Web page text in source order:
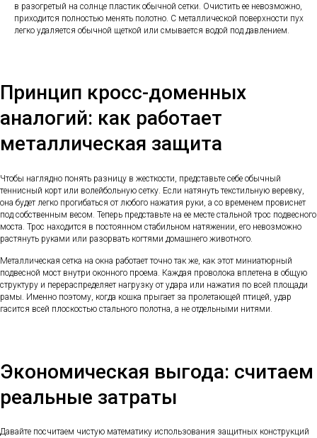
в разогретый на солнце пластик обычной сетки. Очистить ее невозможно,
приходится полностью менять полотно. С металлической поверхности пух
легко удаляется обычной щеткой или смывается водой под давлением.
Принцип кросс-доменных
аналогий: как работает
металлическая защита
Чтобы наглядно понять разницу в жесткости, представьте себе обычный
теннисный корт или волейбольную сетку. Если натянуть текстильную веревку,
она будет легко прогибаться от любого нажатия руки, а со временем провиснет
под собственным весом. Теперь представьте на ее месте стальной трос подвесного
моста. Трос находится в постоянном стабильном натяжении, его невозможно
растянуть руками или разорвать когтями домашнего животного.
Металлическая сетка на окна работает точно так же, как этот миниатюрный
подвесной мост внутри оконного проема. Каждая проволока вплетена в общую
структуру и перераспределяет нагрузку от удара или нажатия по всей площади
рамы. Именно поэтому, когда кошка прыгает за пролетающей птицей, удар
гасится всей плоскостью стального полотна, а не отдельными нитями.
Экономическая выгода: считаем
реальные затраты
Давайте посчитаем чистую математику использования защитных конструкций